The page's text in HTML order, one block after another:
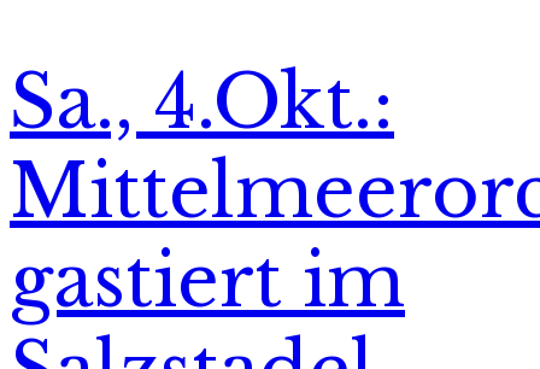
Sa., 4.Okt.:
gastiert im